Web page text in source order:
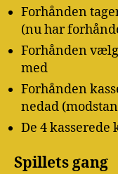
Forhånden
(nu har
Forhånden
med
Forhånden
nedad
De 4
Spillets gang